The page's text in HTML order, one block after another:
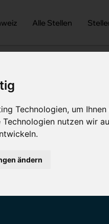
Technologien, um
nutzen wir
ändern
Alle Stellen
Meyer